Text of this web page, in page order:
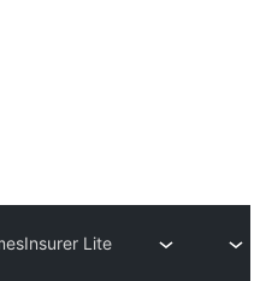
Insurer Lite